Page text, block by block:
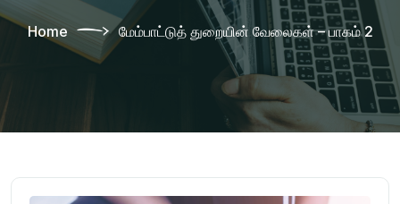
Home மேம்பாட்டுத் துறையின் வேலைகள் – பாகம் 2